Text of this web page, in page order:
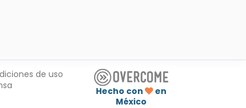
de uso
Hecho con
en
México